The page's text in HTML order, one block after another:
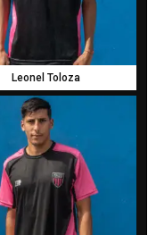
Leonel Toloza